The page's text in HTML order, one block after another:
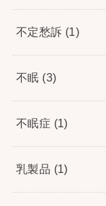
不定愁訴 (1)
不眠 (3)
不眠症 (1)
乳製品 (1)